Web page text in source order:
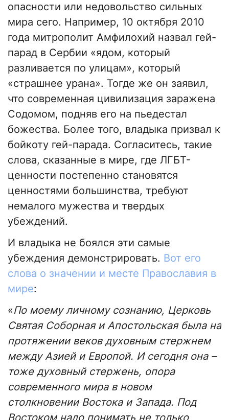
опасности или недовольство сильных
мира сего. Например, 10 октября 2010
года митрополит Амфилохий назвал гей-
парад в Сербии «ядом, который
разливается по улицам», который
«страшнее урана». Тогде же он заявил,
что современная цивилизация заражена
Содомом, подняв его на пьедестал
божества. Более того, владыка призвал к
бойкоту гей-парада. Согласитесь, такие
слова, сказанные в мире, где ЛГБТ-
ценности постепенно становятся
ценностями большинства, требуют
немалого мужества и твердых
убеждений.
И владыка не боялся эти самые
убеждения демонстрировать. Вот его
слова о значении и месте Православия в
мире:
«По моему личному сознанию, Церковь
Святая Соборная и Апостольская была на
протяжении веков духовным стержнем
между Азией и Европой. И сегодня она –
тоже духовный стержень, опора
современного мира в новом
столкновении Востока и Запада. Под